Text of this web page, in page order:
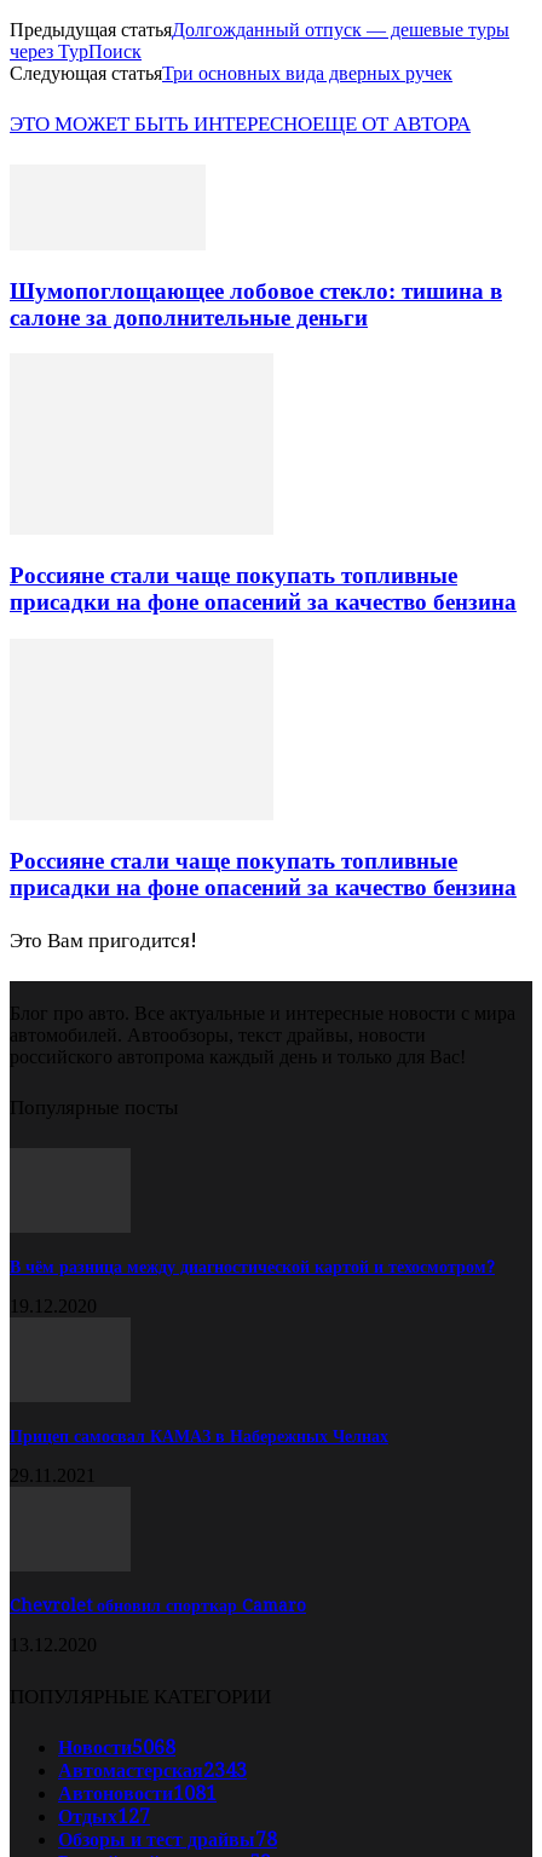
Предыдущая статьяДолгожданный отпуск — дешевые туры
через ТурПоиск
Следующая статьяТри основных вида дверных ручек
ЭТО МОЖЕТ БЫТЬ ИНТЕРЕСНОЕЩЕ ОТ АВТОРА
Шумопоглощающее лобовое стекло: тишина в
салоне за дополнительные деньги
Россияне стали чаще покупать топливные
присадки на фоне опасений за качество бензина
Россияне стали чаще покупать топливные
присадки на фоне опасений за качество бензина
Это Вам пригодится!
Блог про авто. Все актуальные и интересные новости с мира
автомобилей. Автообзоры, текст драйвы, новости
российского автопрома каждый день и только для Вас!
Популярные посты
В чём разница между диагностической картой и техосмотром?
19.12.2020
Прицеп самосвал КАМАЗ в Набережных Челнах
29.11.2021
Chevrolet обновил спорткар Camaro
13.12.2020
ПОПУЛЯРНЫЕ КАТЕГОРИИ
Новости5068
Автомастерская2343
Автоновости1081
Отдых127
Обзоры и тест драйвы78